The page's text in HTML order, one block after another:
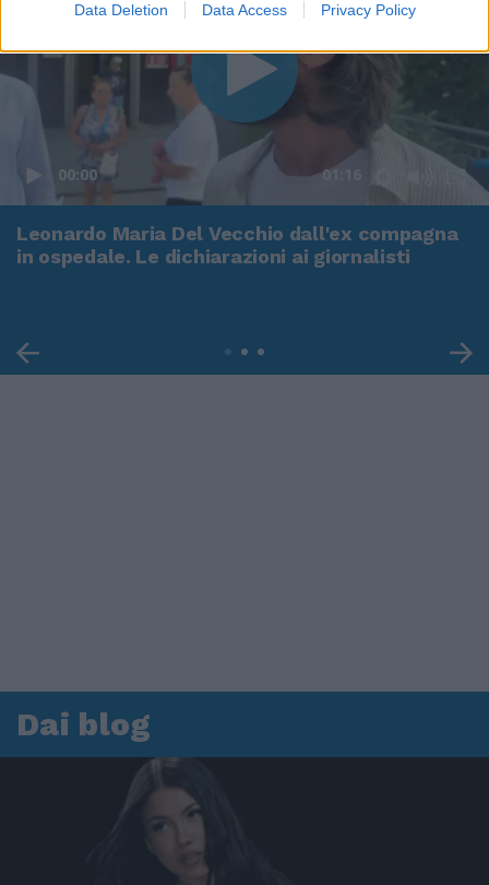
Data Deletion Data Access Privacy Policy
00:00 01:16
Leonardo Maria Del Vecchio dall'ex compagna
in ospedale. Le dichiarazioni ai giornalisti
Dai blog